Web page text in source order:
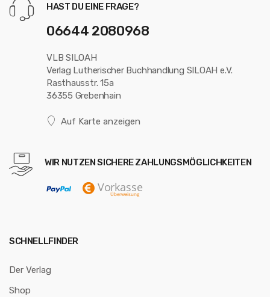
HAST DU EINE FRAGE?
06644 2080968
VLB SILOAH
Verlag Lutherischer Buchhandlung SILOAH e.V.
Rasthausstr. 15a
36355 Grebenhain
Auf Karte anzeigen
WIR NUTZEN SICHERE ZAHLUNGSMÖGLICHKEITEN
SCHNELLFINDER
Der Verlag
Shop